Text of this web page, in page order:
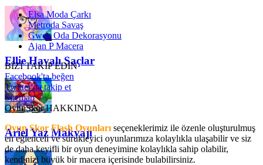
Ellie Havalı Saçlar
Ariel Yaz Makyajı
Elsa Moda Çarkı
Metroda Savaş
Gwen Oda Dekorasyonu
Ajan P Macera
BİZİ TAKİP EDİN
Facebook'ta beğen
Twitter'da takip et
Sitemap
OyunSkor HAKKINDA
Oyun Skor Flash Oyunları seçeneklerimiz ile özenle oluşturulmuş
en eğlenceli ve sürükleyici oyunlarımıza kolaylıkla ulaşabilir ve siz
de daha keyifli bir oyun deneyimine kolaylıkla sahip olabilir,
kendinizi büyük bir macera içerisinde bulabilirsiniz.